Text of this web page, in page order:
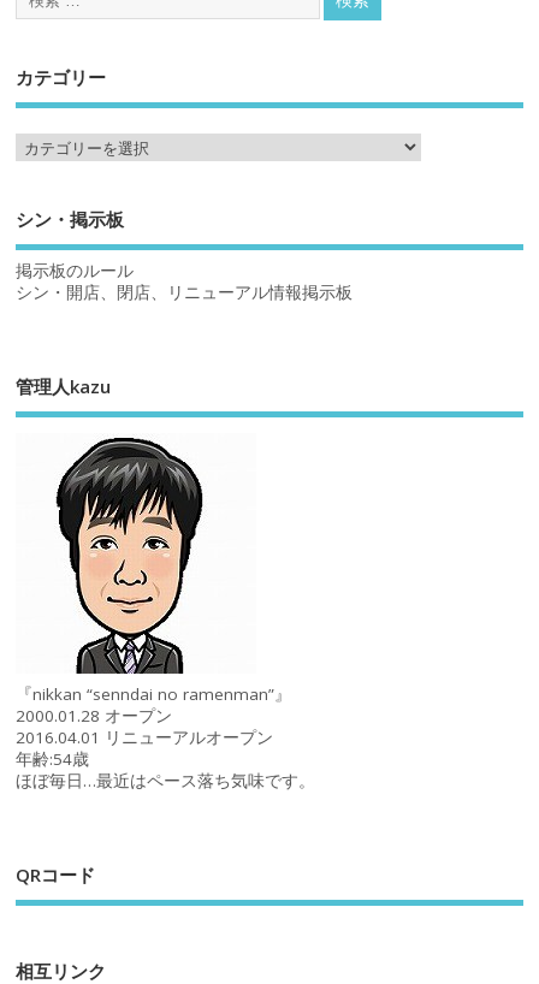
カテゴリー
シン・掲示板
掲示板のルール
シン・開店、閉店、リニューアル情報掲示板
管理人kazu
『nikkan “senndai no ramenman”』
2000.01.28 オープン
2016.04.01 リニューアルオープン
年齢:54歳
ほぼ毎日…最近はペース落ち気味です。
QRコード
相互リンク